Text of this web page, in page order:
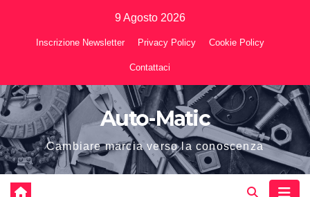
9 Agosto 2026
Inscrizione Newsletter Privacy Policy Cookie Policy
Contattaci
Auto-Matic
Cambiare marcia verso la conoscenza